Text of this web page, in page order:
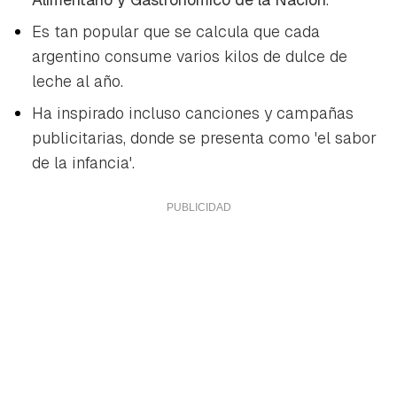
Es tan popular que se calcula que cada
argentino consume varios kilos de dulce de
leche al año.
Ha inspirado incluso canciones y campañas
publicitarias, donde se presenta como 'el sabor
de la infancia'.